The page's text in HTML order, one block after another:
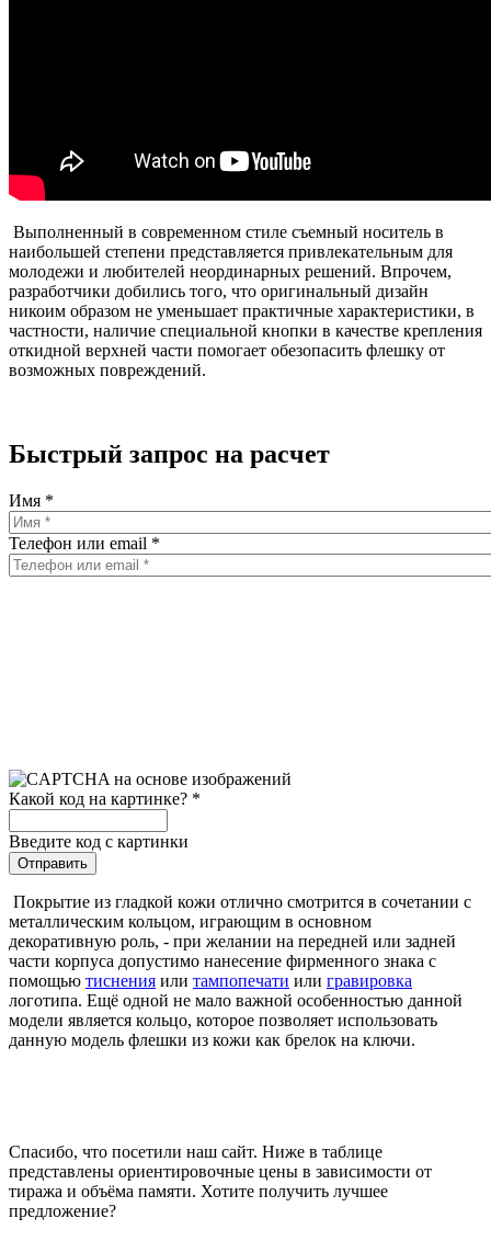
Выполненный в современном стиле съемный носитель в
наибольшей степени представляется привлекательным для
молодежи и любителей неординарных решений. Впрочем,
разработчики добились того, что оригинальный дизайн
никоим образом не уменьшает практичные характеристики, в
частности, наличие специальной кнопки в качестве крепления
откидной верхней части помогает обезопасить флешку от
возможных повреждений.
Быстрый запрос на расчет
Имя *
Телефон или email *
Какой код на картинке? *
Введите код с картинки
Покрытие из гладкой кожи отлично смотрится в сочетании с
металлическим кольцом, играющим в основном
декоративную роль, - при желании на передней или задней
части корпуса допустимо нанесение фирменного знака с
помощью тиснения или тампопечати или гравировка
логотипа. Ещё одной не мало важной особенностью данной
модели является кольцо, которое позволяет использовать
данную модель флешки из кожи как брелок на ключи.
Спасибо, что посетили наш сайт. Ниже в таблице
представлены ориентировочные цены в зависимости от
тиража и объёма памяти. Хотите получить лучшее
предложение?